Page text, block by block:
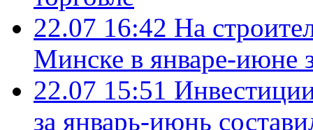
22.07 16:42 На
Минске в январе-июне
22.07 15:51
за январь-июнь